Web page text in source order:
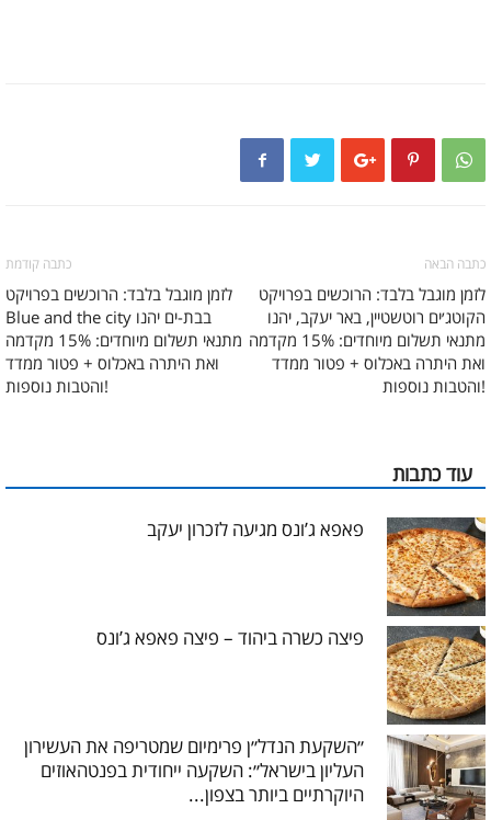
כתבה קודמת
לזמן מוגבל בלבד: הרוכשים בפרויקט
Blue and the city בבת-ים יהנו
מתנאי תשלום מיוחדים: 15% מקדמה
ואת היתרה באכלוס + פטור ממדד
והטבות נוספות!
כתבה הבאה
לזמן מוגבל בלבד: הרוכשים בפרויקט
הקוטג׳ים רוטשטיין, באר יעקב, יהנו
מתנאי תשלום מיוחדים: 15% מקדמה
ואת היתרה באכלוס + פטור ממדד
והטבות נוספות!
עוד כתבות
פאפא ג’ונס מגיעה לזכרון יעקב
פיצה כשרה ביהוד – פיצה פאפא ג’ונס
״השקעת הנדל״ן פרימיום שמטריפה את העשירון
העליון בישראל״: השקעה ייחודית בפנטהאוזים
היוקרתיים ביותר בצפון...